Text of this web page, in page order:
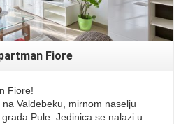
Fiore
Fiore!
Valdebeku, mirnom naselju
Pule. Jedinica se nalazi u